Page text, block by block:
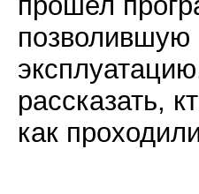
позволившую
рассказать,
как